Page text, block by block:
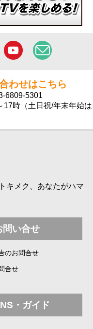
わせはこちら
6809-5301
17時（土日祝/年末年始は
キメク、あなたがハマ
問い合せ
のお問合せ
合せ
・ガイド